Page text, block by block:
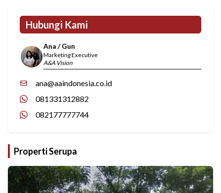
Hubungi Kami
Ana / Gun
Marketing Executive
A&A Vision
ana@aaindonesia.co.id
081331312882
082177777744
Properti Serupa